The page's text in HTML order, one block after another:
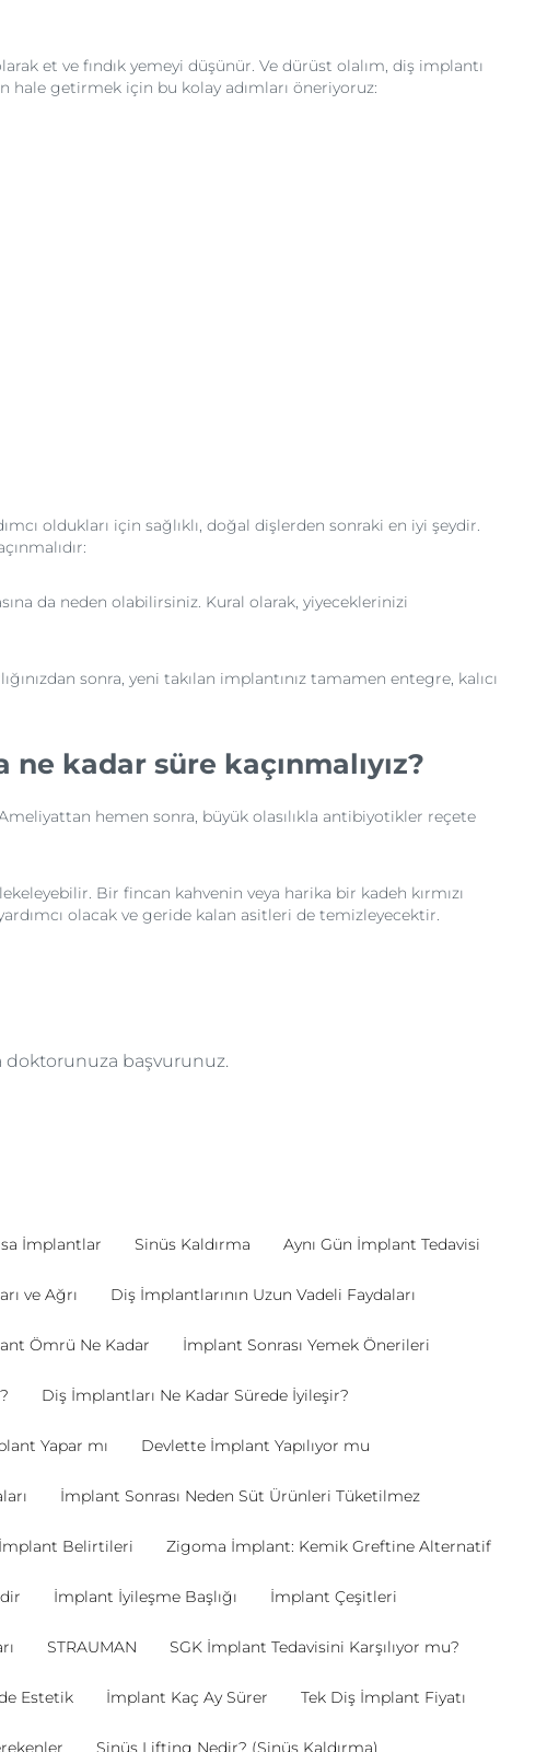
et ve fındık yemeyi düşünür. Ve dürüst olalım, diş implantı
hale getirmek için bu kolay adımları öneriyoruz:
oldukları için sağlıklı, doğal dişlerden sonraki en iyi şeydir.
da neden olabilirsiniz. Kural olarak, yiyeceklerinizi
sonra, yeni takılan implantınız tamamen entegre, kalıcı
kadar süre kaçınmalıyız?
hemen sonra, büyük olasılıkla antibiyotikler reçete
Bir fincan kahvenin veya harika bir kadeh kırmızı
olacak ve geride kalan asitleri de temizleyecektir.
doktorunuza başvurunuz.
İmplantlar Sinüs Kaldırma Aynı Gün İmplant Tedavisi
ve Ağrı Diş İmplantlarının Uzun Vadeli Faydaları
Ömrü Ne Kadar İmplant Sonrası Yemek Önerileri
Diş İmplantları Ne Kadar Sürede İyileşir?
Yapar mı Devlette İmplant Yapılıyor mu
İmplant Sonrası Neden Süt Ürünleri Tüketilmez
İmplant Belirtileri Zigoma İmplant: Kemik Greftine Alternatif
İmplant İyileşme Başlığı İmplant Çeşitleri
STRAUMAN SGK İmplant Tedavisini Karşılıyor mu?
Estetik İmplant Kaç Ay Sürer Tek Diş İmplant Fiyatı
Sinüs Lifting Nedir? (Sinüs Kaldırma)